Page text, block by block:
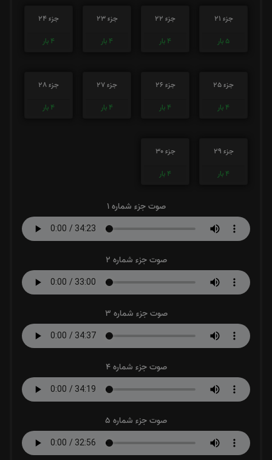
جزء 21
5 بار
جزء 22
4 بار
جزء 23
4 بار
جزء 24
4 بار
جزء 25
4 بار
جزء 26
4 بار
جزء 27
4 بار
جزء 28
4 بار
جزء 29
4 بار
جزء 30
4 بار
صوت جزء شماره 1
صوت جزء شماره 2
صوت جزء شماره 3
صوت جزء شماره 4
صوت جزء شماره 5